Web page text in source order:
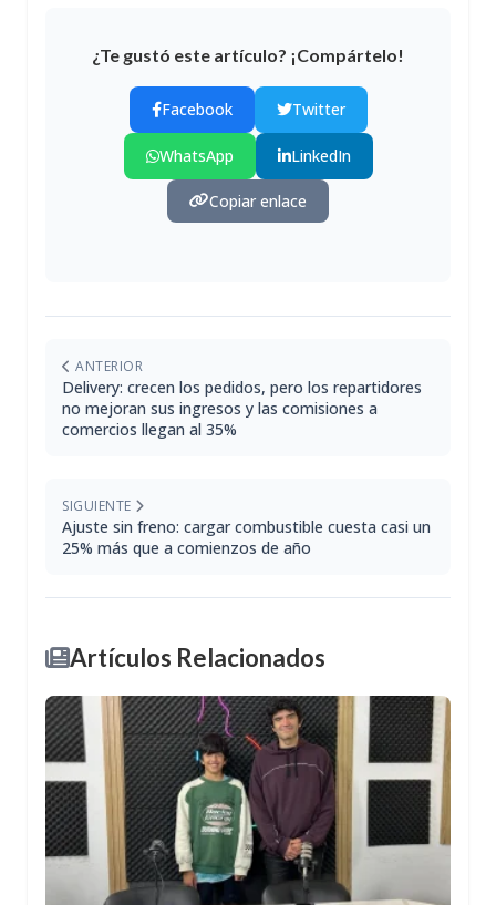
¿Te gustó este artículo? ¡Compártelo!
Facebook Twitter
WhatsApp LinkedIn
Copiar enlace
ANTERIOR
Delivery: crecen los pedidos, pero los repartidores
no mejoran sus ingresos y las comisiones a
comercios llegan al 35%
SIGUIENTE
Ajuste sin freno: cargar combustible cuesta casi un
25% más que a comienzos de año
Artículos Relacionados